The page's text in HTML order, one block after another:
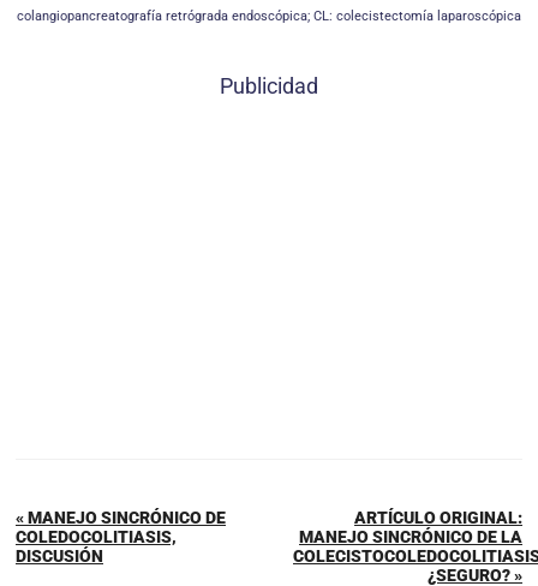
colangiopancreatografía retrógrada endoscópica; CL: colecistectomía laparoscópica
Publicidad
« MANEJO SINCRÓNICO DE
COLEDOCOLITIASIS,
DISCUSIÓN
ARTÍCULO ORIGINAL:
MANEJO SINCRÓNICO DE LA
¿SEGURO? »